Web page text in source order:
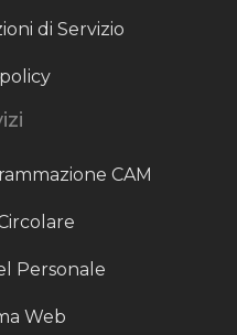
di Servizio
CAM
Personale
Web